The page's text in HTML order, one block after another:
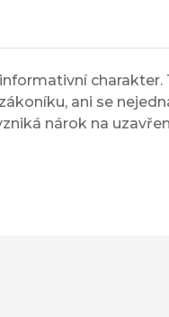
ani se
nárok na